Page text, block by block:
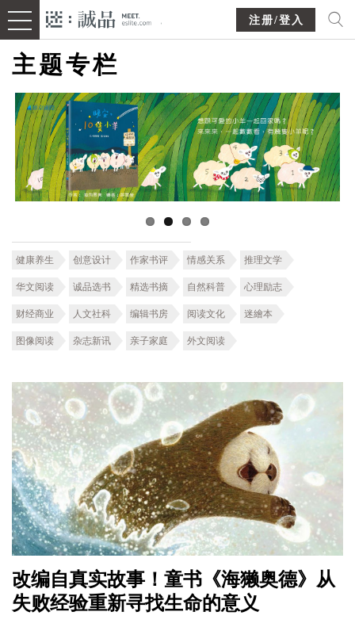
注册/登入
主题专栏
健康养生 创意设计 作家书评 情感关系 推理文学
华文阅读 诚品选书 精选书摘 自然科普 心理励志
财经商业 人文社科 编辑书房 阅读文化 迷繪本
图像阅读 杂志新讯 亲子家庭 外文阅读
改编自真实故事！童书《海獭奥德》从
失败经验重新寻找生命的意义